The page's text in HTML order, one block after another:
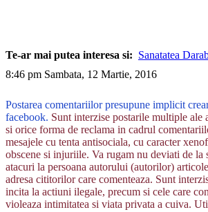
Te-ar mai putea interesa si: Sanatatea
8:46 pm Sambata, 12 Martie, 2016
Postarea comentariilor presupune implicit
facebook. Sunt interzise postarile multiple ale
si orice forma de reclama in cadrul
mesajele cu tenta antisociala, cu caracter
obscene si injuriile. Va rugam nu deviati de la
atacuri la persoana autorului (autorilor)
adresa cititorilor care comenteaza. Sunt
incita la actiuni ilegale, precum si cele care
violeaza intimitatea si viata privata a cuiva.